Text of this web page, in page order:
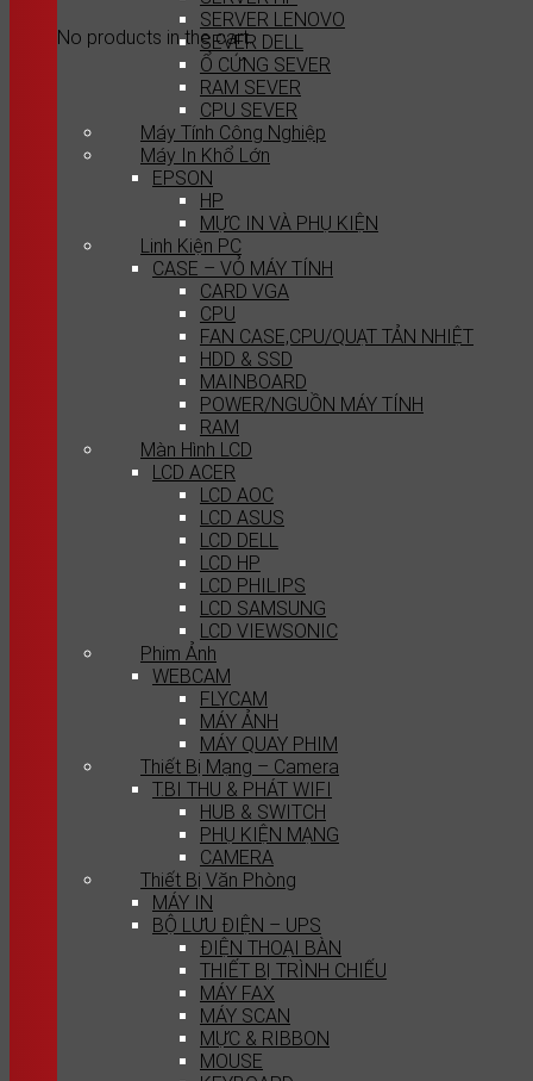
No products in the cart.
SERVER LENOVO
SEVER DELL
Ổ CỨNG SEVER
RAM SEVER
CPU SEVER
Máy Tính Công Nghiệp
Máy In Khổ Lớn
EPSON
HP
MỰC IN VÀ PHỤ KIỆN
Linh Kiện PC
CASE – VỎ MÁY TÍNH
CARD VGA
CPU
FAN CASE,CPU/QUẠT TẢN NHIỆT
HDD & SSD
MAINBOARD
POWER/NGUỒN MÁY TÍNH
RAM
Màn Hình LCD
LCD ACER
LCD AOC
LCD ASUS
LCD DELL
LCD HP
LCD PHILIPS
LCD SAMSUNG
LCD VIEWSONIC
Phim Ảnh
WEBCAM
FLYCAM
MÁY ẢNH
MÁY QUAY PHIM
Thiết Bị Mạng – Camera
T.BI THU & PHÁT WIFI
HUB & SWITCH
PHỤ KIỆN MẠNG
CAMERA
Thiết Bị Văn Phòng
MÁY IN
BỘ LƯU ĐIỆN – UPS
ĐIỆN THOẠI BÀN
THIẾT BỊ TRÌNH CHIẾU
MÁY FAX
MÁY SCAN
MỰC & RIBBON
MOUSE